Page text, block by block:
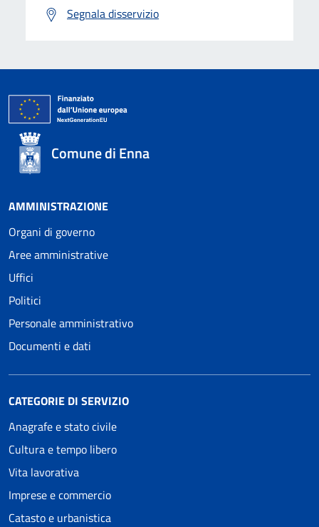
Segnala disservizio
Comune di Enna
AMMINISTRAZIONE
Organi di governo
Aree amministrative
Uffici
Politici
Personale amministrativo
Documenti e dati
CATEGORIE DI SERVIZIO
Anagrafe e stato civile
Cultura e tempo libero
Vita lavorativa
Imprese e commercio
Catasto e urbanistica